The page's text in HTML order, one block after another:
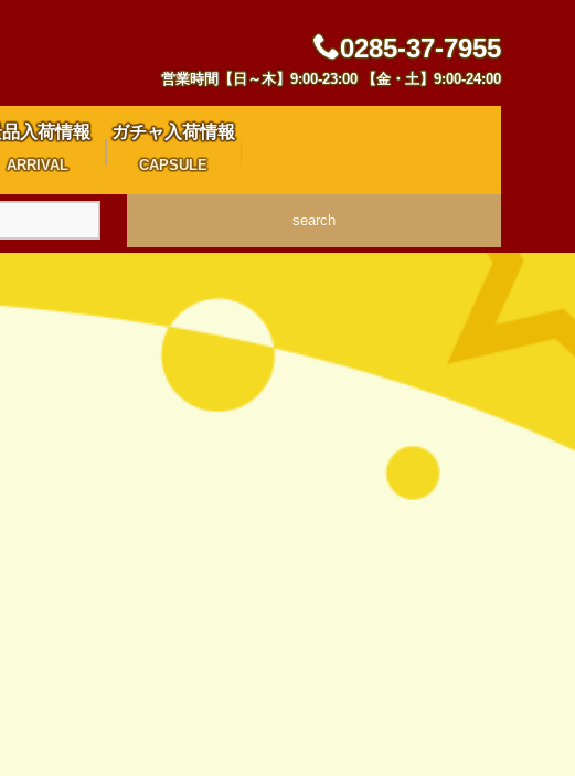
0285-37-7955
営業時間【日～木】9:00-23:00 【金・土】9:00-24:00
入荷情報
ARRIVAL
ガチャ入荷情報
CAPSULE
search